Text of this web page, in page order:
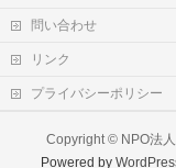
問い合わせ
リンク
プライバシーポリシー
Copyright © NPO法
Powered by